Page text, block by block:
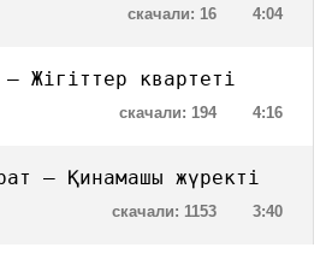
4:04
скачали: 16
— Жігіттер квартеті
4:16
скачали: 194
— Қинамашы жүректі
3:40
скачали: 1153